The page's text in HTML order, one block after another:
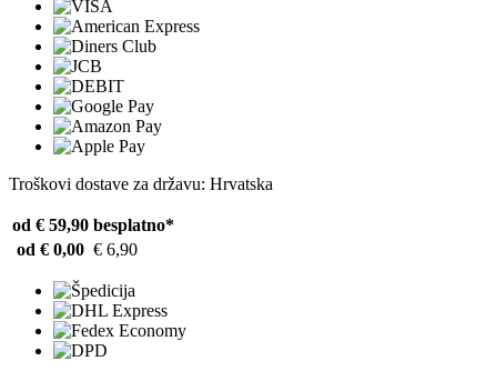
Troškovi dostave za državu: Hrvatska
od € 59,90 besplatno*
od € 0,00 € 6,90